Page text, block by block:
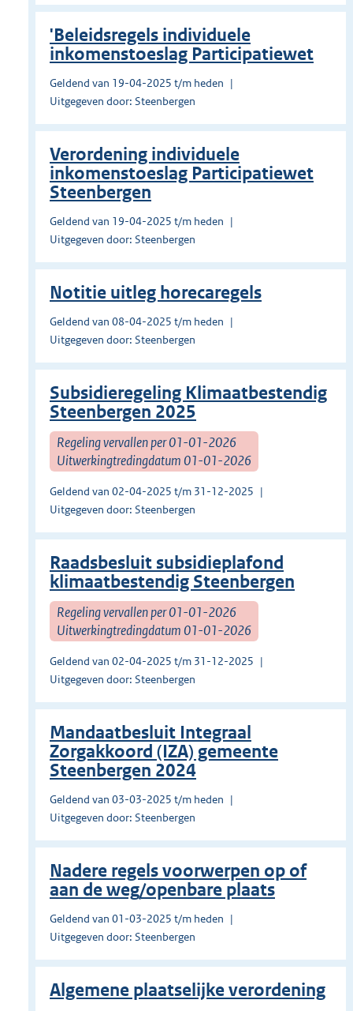
'Beleidsregels individuele
inkomenstoeslag Participatiewet
Geldend van 19-04-2025 t/m heden
Uitgegeven door: Steenbergen
Verordening individuele
inkomenstoeslag Participatiewet
Steenbergen
Geldend van 19-04-2025 t/m heden
Uitgegeven door: Steenbergen
Notitie uitleg horecaregels
Geldend van 08-04-2025 t/m heden
Uitgegeven door: Steenbergen
Subsidieregeling Klimaatbestendig
Steenbergen 2025
Regeling vervallen per 01-01-2026
Uitwerkingtredingdatum 01-01-2026
Geldend van 02-04-2025 t/m 31-12-2025
Uitgegeven door: Steenbergen
Raadsbesluit subsidieplafond
klimaatbestendig Steenbergen
Regeling vervallen per 01-01-2026
Uitwerkingtredingdatum 01-01-2026
Geldend van 02-04-2025 t/m 31-12-2025
Uitgegeven door: Steenbergen
Mandaatbesluit Integraal
Zorgakkoord (IZA) gemeente
Steenbergen 2024
Geldend van 03-03-2025 t/m heden
Uitgegeven door: Steenbergen
Nadere regels voorwerpen op of
aan de weg/openbare plaats
Geldend van 01-03-2025 t/m heden
Uitgegeven door: Steenbergen
Algemene plaatselijke verordening